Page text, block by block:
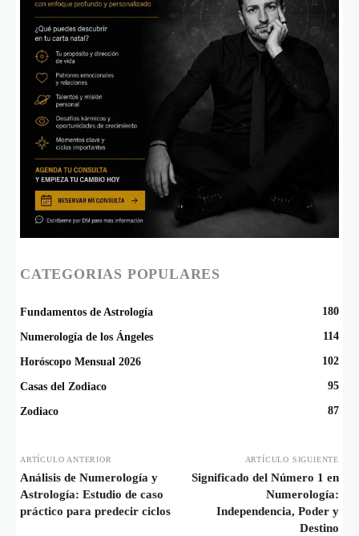
CATEGORIAS POPULARES
Fundamentos de Astrología 180
Numerología de los Ángeles 114
Horóscopo Mensual 2026 102
Casas del Zodiaco 95
Zodiaco 87
ARTÍCULO ANTERIOR
Análisis de Numerología y
Astrología: Estudio de caso
práctico para predecir ciclos
ARTÍCULO SIGUIENTE
Significado del Número 1 en
Numerología:
Independencia, Poder y
Destino